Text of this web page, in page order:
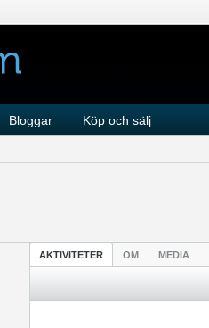
Bloggar Köp och sälj
AKTIVITETER OM MEDIA